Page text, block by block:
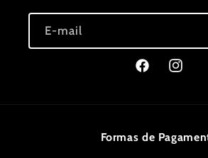
E-mail
FacebookInstagram
Formas de